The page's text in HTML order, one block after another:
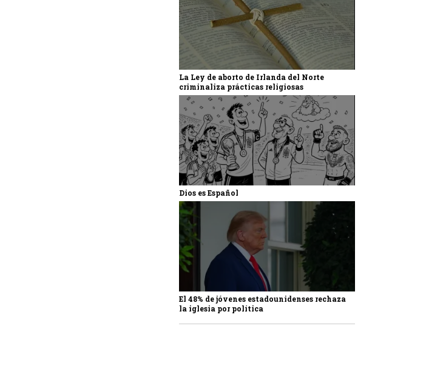
La Ley de aborto de Irlanda del Norte
criminaliza prácticas religiosas
Dios es Español
El 48% de jóvenes estadounidenses rechaza
la iglesia por política